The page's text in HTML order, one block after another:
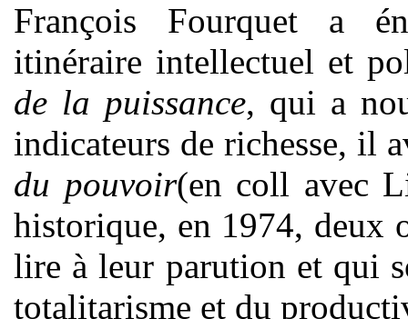
François Fourquet a
itinéraire intellectuel et
de la puissance, qui a
indicateurs de richesse, il
du pouvoir(en coll avec
historique, en 1974, deux
lire à leur parution et qui
totalitarisme et du